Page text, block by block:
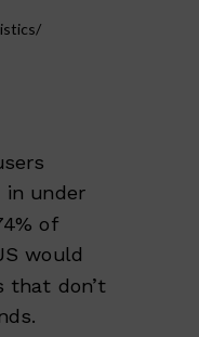
in under
of
would
that don’t